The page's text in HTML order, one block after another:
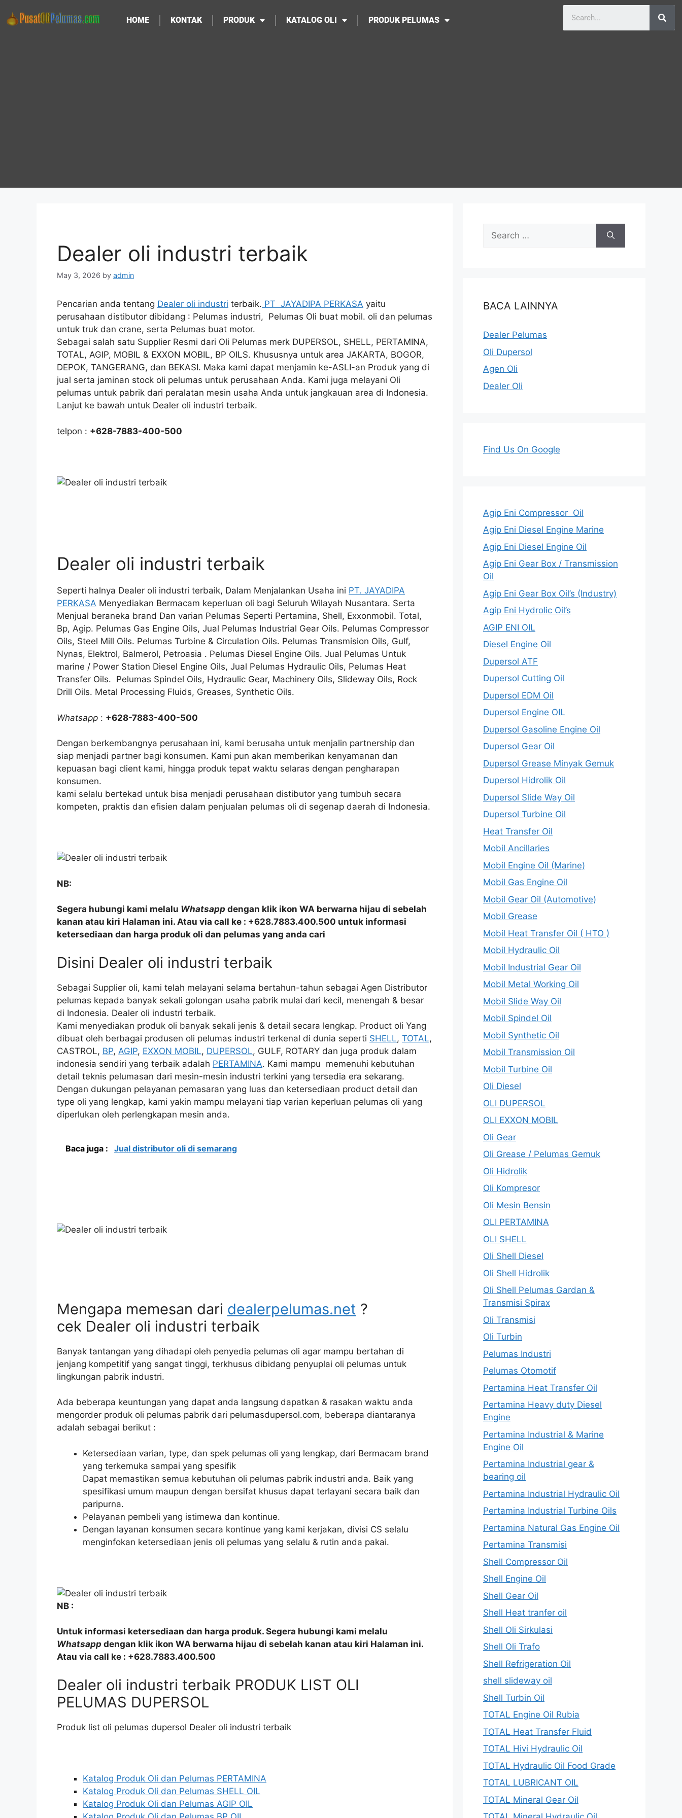
HOME KONTAK PRODUK KATALOG OLI PRODUK PELUMAS
Dealer oli industri terbaik
May 3, 2026 by admin
Pencarian anda tentang Dealer oli industri terbaik. PT JAYADIPA PERKASA yaitu
perusahaan distibutor dibidang : Pelumas industri, Pelumas Oli buat mobil. oli dan pelumas
untuk truk dan crane, serta Pelumas buat motor.
Sebagai salah satu Supplier Resmi dari Oli Pelumas merk DUPERSOL, SHELL, PERTAMINA,
TOTAL, AGIP, MOBIL & EXXON MOBIL, BP OILS. Khususnya untuk area JAKARTA, BOGOR,
DEPOK, TANGERANG, dan BEKASI. Maka kami dapat menjamin ke-ASLI-an Produk yang di
jual serta jaminan stock oli pelumas untuk perusahaan Anda. Kami juga melayani Oli
pelumas untuk pabrik dari peralatan mesin usaha Anda untuk jangkauan area di Indonesia.
Lanjut ke bawah untuk Dealer oli industri terbaik.
telpon : +628-7883-400-500
Dealer oli industri terbaik
Seperti halnya Dealer oli industri terbaik, Dalam Menjalankan Usaha ini PT. JAYADIPA
PERKASA Menyediakan Bermacam keperluan oli bagi Seluruh Wilayah Nusantara. Serta
Menjual beraneka brand Dan varian Pelumas Seperti Pertamina, Shell, Exxonmobil. Total,
Bp, Agip. Pelumas Gas Engine Oils, Jual Pelumas Industrial Gear Oils. Pelumas Compressor
Oils, Steel Mill Oils. Pelumas Turbine & Circulation Oils. Pelumas Transmision Oils, Gulf,
Nynas, Elektrol, Balmerol, Petroasia . Pelumas Diesel Engine Oils. Jual Pelumas Untuk
marine / Power Station Diesel Engine Oils, Jual Pelumas Hydraulic Oils, Pelumas Heat
Transfer Oils. Pelumas Spindel Oils, Hydraulic Gear, Machinery Oils, Slideway Oils, Rock
Drill Oils. Metal Processing Fluids, Greases, Synthetic Oils.
Whatsapp : +628-7883-400-500
Dengan berkembangnya perusahaan ini, kami berusaha untuk menjalin partnership dan
siap menjadi partner bagi konsumen. Kami pun akan memberikan kenyamanan dan
kepuasan bagi client kami, hingga produk tepat waktu selaras dengan pengharapan
konsumen.
kami selalu bertekad untuk bisa menjadi perusahaan distibutor yang tumbuh secara
kompeten, praktis dan efisien dalam penjualan pelumas oli di segenap daerah di Indonesia.
NB:
Segera hubungi kami melalu Whatsapp dengan klik ikon WA berwarna hijau di sebelah
kanan atau kiri Halaman ini. Atau via call ke : +628.7883.400.500 untuk informasi
ketersediaan dan harga produk oli dan pelumas yang anda cari
Disini Dealer oli industri terbaik
Sebagai Supplier oli, kami telah melayani selama bertahun-tahun sebagai Agen Distributor
pelumas kepada banyak sekali golongan usaha pabrik mulai dari kecil, menengah & besar
di Indonesia. Dealer oli industri terbaik.
Kami menyediakan produk oli banyak sekali jenis & detail secara lengkap. Product oli Yang
dibuat oleh berbagai produsen oli pelumas industri terkenal di dunia seperti SHELL, TOTAL,
CASTROL, BP, AGIP, EXXON MOBIL, DUPERSOL, GULF, ROTARY dan juga produk dalam
indonesia sendiri yang terbaik adalah PERTAMINA. Kami mampu memenuhi kebutuhan
detail teknis pelumasan dari mesin-mesin industri terkini yang tersedia era sekarang.
Dengan dukungan pelayanan pemasaran yang luas dan ketersediaan product detail dan
type oli yang lengkap, kami yakin mampu melayani tiap varian keperluan pelumas oli yang
diperlukan oleh perlengkapan mesin anda.
Baca juga : Jual distributor oli di semarang
Mengapa memesan dari dealerpelumas.net ?
cek Dealer oli industri terbaik
Banyak tantangan yang dihadapi oleh penyedia pelumas oli agar mampu bertahan di
jenjang kompetitif yang sangat tinggi, terkhusus dibidang penyuplai oli pelumas untuk
lingkungan pabrik industri.
Ada beberapa keuntungan yang dapat anda langsung dapatkan & rasakan waktu anda
mengorder produk oli pelumas pabrik dari pelumasdupersol.com, beberapa diantaranya
adalah sebagai berikut :
Ketersediaan varian, type, dan spek pelumas oli yang lengkap, dari Bermacam brand
yang terkemuka sampai yang spesifik
Dapat memastikan semua kebutuhan oli pelumas pabrik industri anda. Baik yang
spesifikasi umum maupun dengan bersifat khusus dapat terlayani secara baik dan
paripurna.
Pelayanan pembeli yang istimewa dan kontinue.
Dengan layanan konsumen secara kontinue yang kami kerjakan, divisi CS selalu
menginfokan ketersediaan jenis oli pelumas yang selalu & rutin anda pakai.
NB :
Untuk informasi ketersediaan dan harga produk. Segera hubungi kami melalu
Whatsapp dengan klik ikon WA berwarna hijau di sebelah kanan atau kiri Halaman ini.
Atau via call ke : +628.7883.400.500
Dealer oli industri terbaik PRODUK LIST OLI
PELUMAS DUPERSOL
Produk list oli pelumas dupersol Dealer oli industri terbaik
Katalog Produk Oli dan Pelumas PERTAMINA
Katalog Produk Oli dan Pelumas SHELL OIL
Katalog Produk Oli dan Pelumas AGIP OIL
BACA LAINNYA
Dealer Pelumas
Oli Dupersol
Agen Oli
Dealer Oli
Find Us On Google
Agip Eni Compressor Oil
Agip Eni Diesel Engine Marine
Agip Eni Diesel Engine Oil
Agip Eni Gear Box / Transmission
Oil
Agip Eni Gear Box Oil’s (Industry)
Agip Eni Hydrolic Oil’s
AGIP ENI OIL
Diesel Engine Oil
Dupersol ATF
Dupersol Cutting Oil
Dupersol EDM Oil
Dupersol Engine OIL
Dupersol Gasoline Engine Oil
Dupersol Gear Oil
Dupersol Grease Minyak Gemuk
Dupersol Hidrolik Oil
Dupersol Slide Way Oil
Dupersol Turbine Oil
Heat Transfer Oil
Mobil Ancillaries
Mobil Engine Oil (Marine)
Mobil Gas Engine Oil
Mobil Gear Oil (Automotive)
Mobil Grease
Mobil Heat Transfer Oil ( HTO )
Mobil Hydraulic Oil
Mobil Industrial Gear Oil
Mobil Metal Working Oil
Mobil Slide Way Oil
Mobil Spindel Oil
Mobil Synthetic Oil
Mobil Transmission Oil
Mobil Turbine Oil
Oli Diesel
OLI DUPERSOL
OLI EXXON MOBIL
Oli Gear
Oli Grease / Pelumas Gemuk
Oli Hidrolik
Oli Kompresor
Oli Mesin Bensin
OLI PERTAMINA
OLI SHELL
Oli Shell Diesel
Oli Shell Hidrolik
Oli Shell Pelumas Gardan &
Transmisi Spirax
Oli Transmisi
Oli Turbin
Pelumas Industri
Pelumas Otomotif
Pertamina Heat Transfer Oil
Pertamina Heavy duty Diesel
Engine
Pertamina Industrial & Marine
Engine Oil
Pertamina Industrial gear &
bearing oil
Pertamina Industrial Hydraulic Oil
Pertamina Industrial Turbine Oils
Pertamina Natural Gas Engine Oil
Pertamina Transmisi
Shell Compressor Oil
Shell Engine Oil
Shell Gear Oil
Shell Heat tranfer oil
Shell Oli Sirkulasi
Shell Oli Trafo
Shell Refrigeration Oil
shell slideway oil
Shell Turbin Oil
TOTAL Engine Oil Rubia
TOTAL Heat Transfer Fluid
TOTAL Hivi Hydraulic Oil
TOTAL Hydraulic Oil Food Grade
TOTAL LUBRICANT OIL
TOTAL Mineral Gear Oil